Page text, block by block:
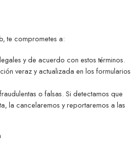
te comprometes a:
y de acuerdo con estos términos.
veraz y actualizada en los formularios
o falsas. Si detectamos que
la cancelaremos y reportaremos a las